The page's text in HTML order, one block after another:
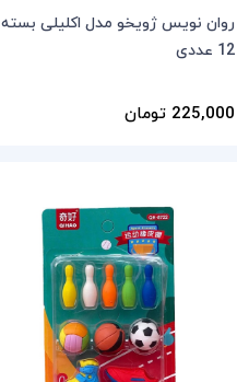
روان نویس ژویخو مدل اکلیلی بسته
12 عددی
225,000 تومان